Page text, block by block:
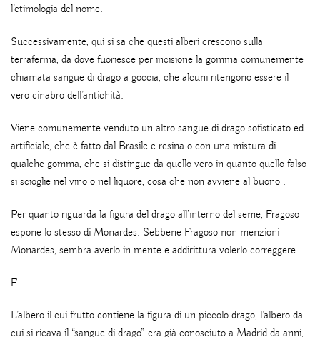
l’etimologia del nome.
Successivamente, qui si sa che questi alberi crescono sulla
terraferma, da dove fuoriesce per incisione la gomma comunemente
chiamata sangue di drago a goccia, che alcuni ritengono essere il
vero cinabro dell’antichità.
Viene comunemente venduto un altro sangue di drago sofisticato ed
artificiale, che è fatto dal Brasile e resina o con una mistura di
qualche gomma, che si distingue da quello vero in quanto quello falso
si scioglie nel vino o nel liquore, cosa che non avviene al buono .
Per quanto riguarda la figura del drago all’interno del seme, Fragoso
espone lo stesso di Monardes. Sebbene Fragoso non menzioni
Monardes, sembra averlo in mente e addirittura volerlo correggere.
E.
L’albero il cui frutto contiene la figura di un piccolo drago, l’albero da
cui si ricava il “sangue di drago”, era già conosciuto a Madrid da anni,